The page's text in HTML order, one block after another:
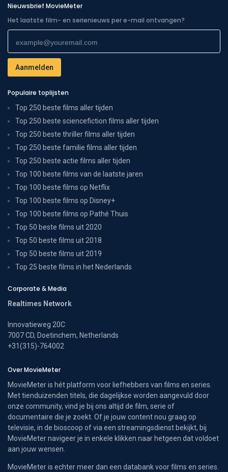
Nieuwsbrief MovieMeter
Het laatste film- en serienieuws per e-mail ontvangen?
Populaire toplijsten
Top 250 beste films aller tijden
Top 250 beste sciencefiction films aller tijden
Top 250 beste thriller films aller tijden
Top 250 beste familie films aller tijden
Top 250 beste actie films aller tijden
Top 100 beste films van de laatste jaren
Top 100 beste films op Netflix
Top 100 beste films op Disney+
Top 100 beste films op Pathé Thuis
Top 50 beste films uit 2020
Top 50 beste films uit 2018
Top 50 beste films uit 2019
Top 25 beste films in het Nederlands
Corporate & Media
Realtimes Network
Innovatieweg 20C
7007 CD, Doetinchem, Netherlands
+31(315)-764002
Over MovieMeter
MovieMeter is hét platform voor liefhebbers van films en series.
Met tienduizenden titels, die dagelijkse worden aangevuld door
onze community, vind je bij ons altijd de film, serie of
documentaire die je zoekt. Of je jouw content nou graag op
televisie, in de bioscoop of via een streamingsdienst bekijkt, bij
MovieMeter navigeer je in enkele klikken naar hetgeen dat voldoet
aan jouw wensen.
MovieMeter is echter meer dan een databank voor films en series.